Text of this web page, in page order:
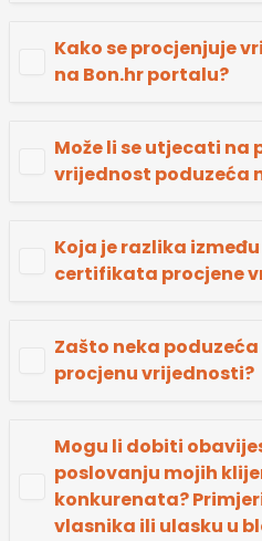
Kako se procjenjuje
na Bon.hr portalu?
Može li se utjecati na
vrijednost poduzeća
Koja je razlika između
certifikata procjene
Zašto neka
procjenu vrijednosti?
Mogu li dobiti
poslovanju mojih
konkurenata?
vlasnika ili ulasku u